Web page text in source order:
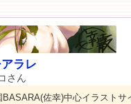
ラレ
さん
BASARA(佐幸)中心イラストサ